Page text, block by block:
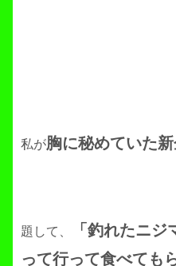
私が胸に秘めていた
題して、
「釣れたニ
って行って食べても